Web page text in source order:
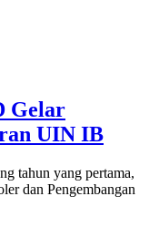
Gelar
UIN IB
tahun yang pertama,
dan Pengembangan